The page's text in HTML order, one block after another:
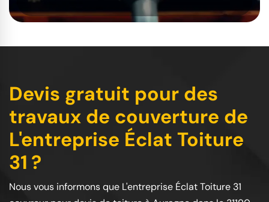
Devis gratuit pour des
travaux de couverture de
L'entreprise Éclat Toiture
31 ?
Nous vous informons que L'entreprise Éclat Toiture 31